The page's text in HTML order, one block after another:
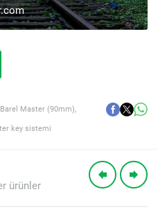
Master (90mm),
key sistemi
ürünler